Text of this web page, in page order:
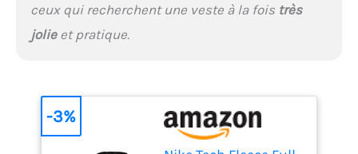
ceux qui recherchent une veste à la fois très
jolieet pratique.
-3%